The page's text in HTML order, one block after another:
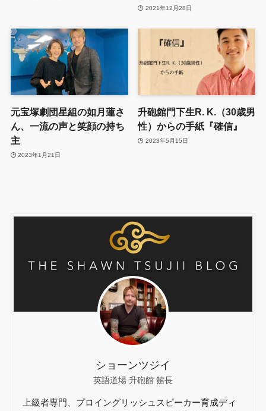
2021年12月28日
元宝塚劇団星組の如月蓮さ
ん、一流の声と笑顔の持ち
主
2023年1月21日
升砲館門下生R. K.（30歳男
性）からの手紙『確信』
2023年5月15日
ショーンツジイ
英語道場 升砲館 館長
上級者専門、プロイングリッシュスピーカー育成ディ